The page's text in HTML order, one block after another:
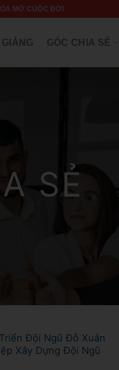
MỞ CUỘC ĐỜI
GÓC CHIA SẺ
SẺ
Đội Ngũ Đỗ Xuân
Xây Dựng Đội Ngũ